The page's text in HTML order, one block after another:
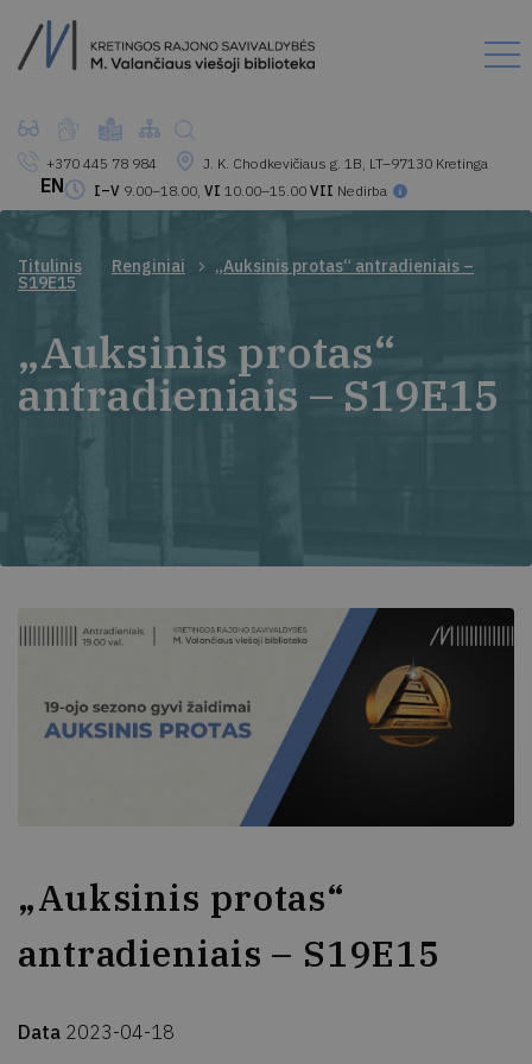
+370 445 78 984
J. K. Chodkevičiaus g. 1B, LT–97130 Kretinga
I–V 9.00–18.00, VI 10.00–15.00 VII Nedirba
EN
Titulinis Renginiai „Auksinis protas“ antradieniais –
S19E15
„Auksinis protas“
antradieniais – S19E15
„Auksinis protas“
antradieniais – S19E15
Data 2023-04-18